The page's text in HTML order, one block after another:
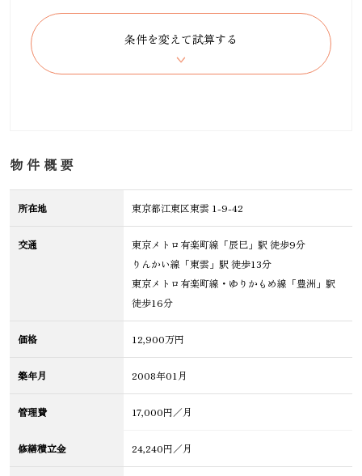
物件概要
所在地 東京都江東区東雲 1-9-42
交通
東京メトロ有楽町線「辰巳」駅 徒歩9分
りんかい線「東雲」駅 徒歩13分
東京メトロ有楽町線・ゆりかもめ線「豊洲」駅
徒歩16分
価格 12,900万円
築年月 2008年01月
管理費 17,000円／月
修繕積立金 24,240円／月